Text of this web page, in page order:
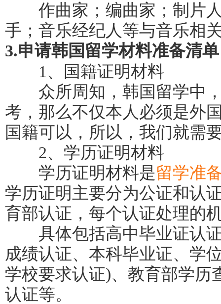
作曲家；编曲家；制片人
手；音乐经纪人等与音乐相
3.申请韩国留学材料准备清单
1、国籍证明材料
众所周知，韩国留学中，
考，那么不仅本人必须是外
国籍可以，所以，我们就需
2、学历证明材料
学历证明材料是留学准
学历证明主要分为公证和认
育部认证，每个认证处理的
具体包括高中毕业证认证
成绩认证、本科毕业证、学
学校要求认证)、教育部学历
认证等。